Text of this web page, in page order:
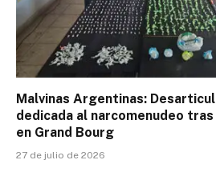
Malvinas Argentinas:
dedicada al narcomenudeo
en Grand Bourg
27 de julio de 2026